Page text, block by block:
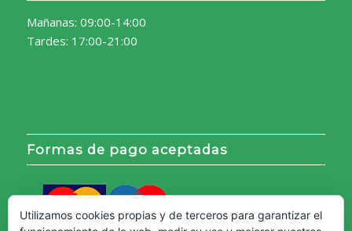
Mañanas: 09:00-14:00
Tardes: 17:00-21:00
Formas de pago aceptadas
Utilizamos cookies propias y de terceros para garantizar el